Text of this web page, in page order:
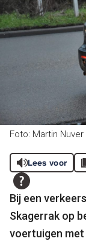
Foto: Martin
Lees voor
Bij een
Skagerrak op
voertuigen met